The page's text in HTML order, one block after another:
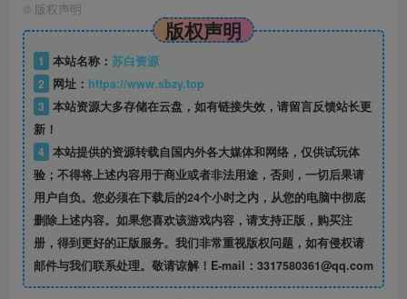
© 版权声明
版权声明
1 本站名称： 苏白资源
2
网址： https://www.sbzy.top
3 本站资源大多存储在云盘，如有链接失效，请留言反馈站长更
新！
4 本站提供的资源转载自国内外各大媒体和网络，仅供试玩体
验；不得将上述内容用于商业或者非法用途，否则，一切后果请
用户自负。您必须在下载后的24个小时之内，从您的电脑中彻底
删除上述内容。如果您喜欢该游戏内容，请支持正版，购买注
册，得到更好的正版服务。我们非常重视版权问题，如有侵权请
邮件与我们联系处理。敬请谅解！E-mail：3317580361@qq.com